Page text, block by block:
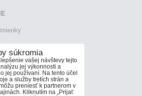
súkromia
vašej návštevy tejto
jej výkonnosti a
jej používaní. Na tento účel
a služby tretích strán a
preniesť k partnerom v
Kliknutím na „Prijať